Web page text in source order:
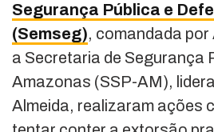
Segurança Pública e
(Semseg), comandada por
a Secretaria de Segurança
Amazonas (SSP-AM),
Almeida, realizaram ações